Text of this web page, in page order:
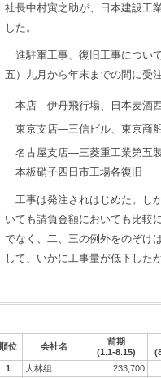
社長中村寅之助が、日本建設工
した。
進駐軍工事、復旧工事につい
五）九月から年末までの間に受
本店―伊丹飛行場、日本麦酒
東京支店―三信ビル、東京商
名古屋支店―三菱重工業第五
本板硝子四日市工場各復旧
工事は発注されはじめた。し
いても請負金額においても比較
でなく、二、三の例外をのぞけ
して、いかに工事量が低下した
順位 会社名
前期
(1.1-8.15)
1
大林組 233,700